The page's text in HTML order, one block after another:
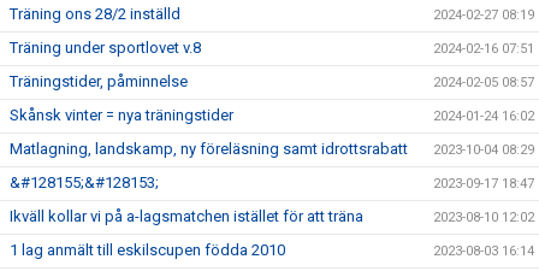
Träning ons 28/2 inställd 2024-02-27 08:19
Träning under sportlovet v.8 2024-02-16 07:51
Träningstider, påminnelse 2024-02-05 08:57
Skånsk vinter = nya träningstider 2024-01-24 16:02
Matlagning, landskamp, ny föreläsning samt idrottsrabatt 2023-10-04 08:29
&#128155;&#128153; 2023-09-17 18:47
Ikväll kollar vi på a-lagsmatchen istället för att träna 2023-08-10 12:02
1 lag anmält till eskilscupen födda 2010 2023-08-03 16:14